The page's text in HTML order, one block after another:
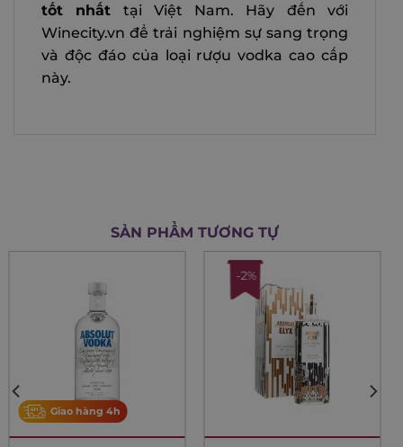
tốt nhất tại Việt Nam. Hãy đến với
Winecity.vn để trải nghiệm sự sang trọng
và độc đáo của loại rượu vodka cao cấp
này.
SẢN PHẨM TƯƠNG TỰ
Giao hàng 4h
-2%